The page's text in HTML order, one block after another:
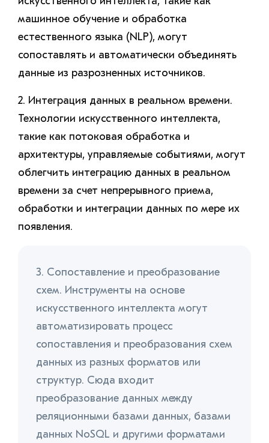
машинное обучение и обработка
естественного языка (NLP), могут
сопоставлять и автоматически объединять
данные из разрозненных источников.
2. Интеграция данных в реальном времени.
Технологии искусственного интеллекта,
такие как потоковая обработка и
архитектуры, управляемые событиями, могут
облегчить интеграцию данных в реальном
времени за счет непрерывного приема,
обработки и интеграции данных по мере их
появления.
3. Сопоставление и преобразование
схем. Инструменты на основе
искусственного интеллекта могут
автоматизировать процесс
сопоставления и преобразования схем
данных из разных форматов или
структур. Сюда входит
преобразование данных между
реляционными базами данных, базами
данных NoSQL и другими форматами